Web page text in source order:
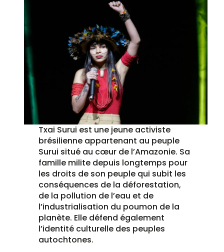
Txai Surui est une jeune activiste
brésilienne appartenant au peuple
Surui situé au cœur de l’Amazonie. Sa
famille milite depuis longtemps pour
les droits de son peuple qui subit les
conséquences de la déforestation,
de la pollution de l’eau et de
l’industrialisation du poumon de la
planète. Elle défend également
l’identité culturelle des peuples
autochtones.